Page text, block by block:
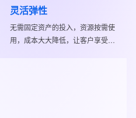
灵活弹性
无需固定资产的投入，资源按需使
用，成本大大降低，让客户享受技